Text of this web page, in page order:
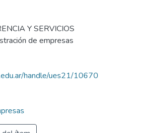
Y SERVICIOS
de empresas
handle/ues21/10670